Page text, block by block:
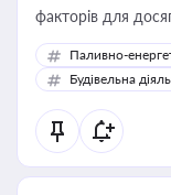
факторів для
Паливно-
Будівельна